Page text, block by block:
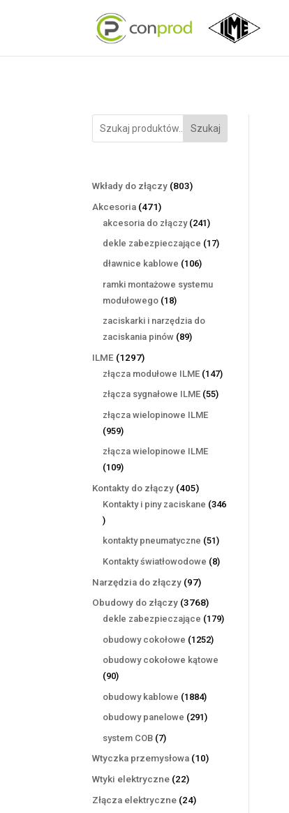
Szukaj
Wkłady do złączy 803803
Akcesoria 471471
produktów
akcesoria do złączy 241241
produktów
dekle zabezpieczające 1717
dławnice kablowe 106106
ramki montażowe systemu
modułowego 1818
produktów
zaciskarki i narzędzia do
zaciskania pinów 8989
ILME 12971297
produktów
złącza modułowe ILME 147147
złącza sygnałowe ILME 5555
złącza wielopinowe ILME
959959
produktów
złącza wielopinowe ILME
109109
produktów
Kontakty do złączy 405405
produktów
Kontakty i piny zaciskane 346
346
produktów
kontakty pneumatyczne 5151
produktów
Kontakty światłowodowe 88
Narzędzia do złączy 9797
produktów
Obudowy do złączy 37683768
produktów
dekle zabezpieczające 179179
obudowy cokołowe 12521252
obudowy cokołowe kątowe
9090
produktów
obudowy kablowe 18841884
produkty
obudowy panelowe 291291
system COB 77
produktów
Wtyczka przemysłowa 1010
Wtyki elektryczne 2222
produkty
Złącza elektryczne 2424